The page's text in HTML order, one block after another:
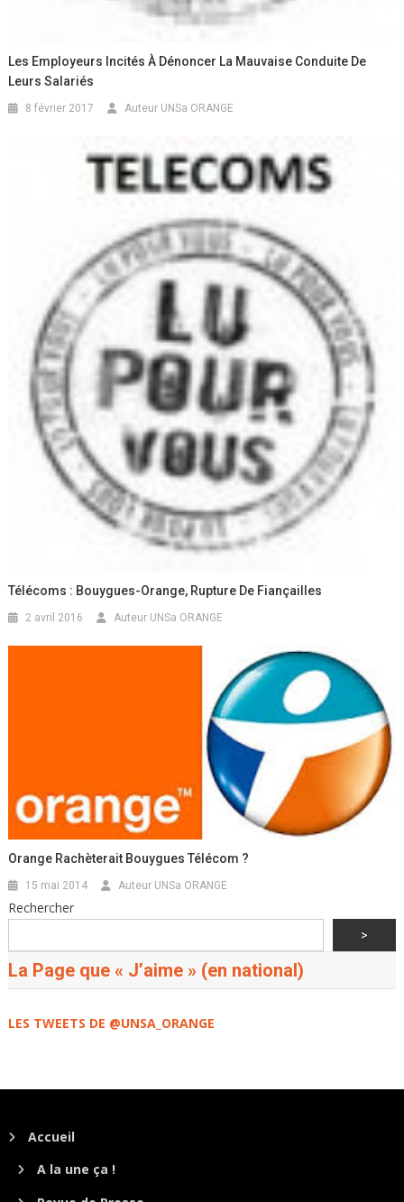
Les Employeurs Incités À Dénoncer La Mauvaise Conduite De
Leurs Salariés
8 février 2017 Auteur UNSa ORANGE
Télécoms : Bouygues-Orange, Rupture De Fiançailles
2 avril 2016 Auteur UNSa ORANGE
Orange Rachèterait Bouygues Télécom ?
15 mai 2014 Auteur UNSa ORANGE
Rechercher
>
La Page que « J’aime » (en national)
LES TWEETS DE @UNSA_ORANGE
Accueil
A la une ça !